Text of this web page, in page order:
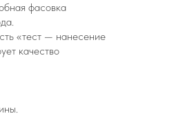
фасовка
«тест — нанесение
качество